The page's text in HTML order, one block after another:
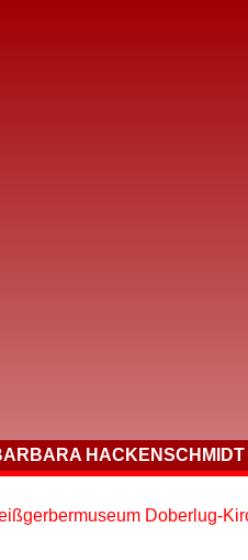
HACKENSCHMIDT
Doberlug-